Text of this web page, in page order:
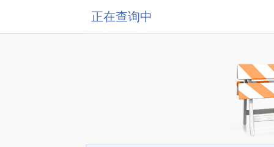
正在查询中